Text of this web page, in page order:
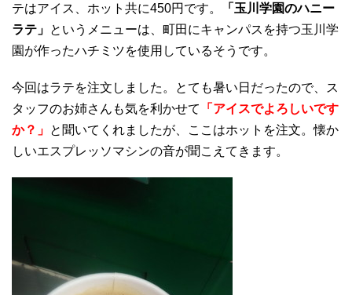
テはアイス、ホット共に450円です。
「玉川学園のハニー
ラテ」 というメニューは、町田にキャンパスを持つ玉川学
園が作ったハチミツを使用しているそうです。
今回はラテを注文しました。とても暑い日だったので、ス
タッフのお姉さんも気を利かせて
「アイスでよろしいです
か？」 と聞いてくれましたが、ここはホットを注文。懐か
しいエスプレッソマシンの音が聞こえてきます。